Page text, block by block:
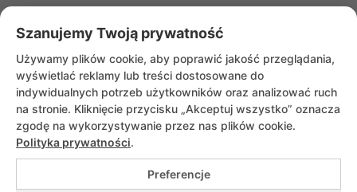
« Starsze wpisy
Szanujemy Twoją prywatność
Używamy plików cookie, aby poprawić jakość przeglądania,
wyświetlać reklamy lub treści dostosowane do
indywidualnych potrzeb użytkowników oraz analizować ruch
na stronie. Kliknięcie przycisku „Akceptuj wszystko” oznacza
zgodę na wykorzystywanie przez nas plików cookie.
Polityka prywatności.
Preferencje